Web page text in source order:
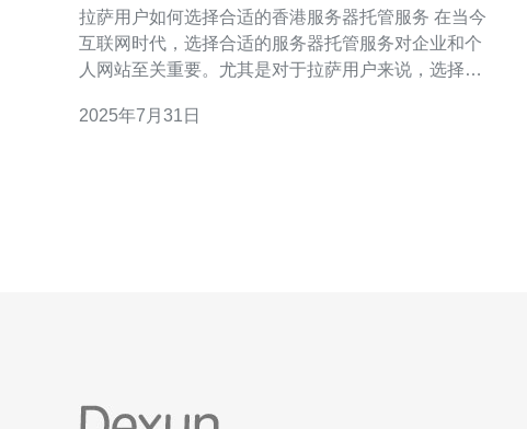
拉萨用户如何选择合适的香港服务器托管服务 在当今
互联网时代，选择合适的服务器托管服务对企业和个
人网站至关重要。尤其是对于拉萨用户来说，选择香
本文将为您提供详细的步骤指导，帮助您选择合适的
2025年7月31日